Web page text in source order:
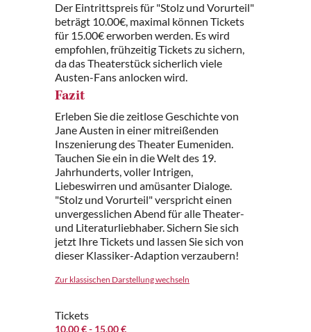
Der Eintrittspreis für "Stolz und Vorurteil"
beträgt 10.00€, maximal können Tickets
für 15.00€ erworben werden. Es wird
empfohlen, frühzeitig Tickets zu sichern,
da das Theaterstück sicherlich viele
Austen-Fans anlocken wird.
Fazit
Erleben Sie die zeitlose Geschichte von
Jane Austen in einer mitreißenden
Inszenierung des Theater Eumeniden.
Tauchen Sie ein in die Welt des 19.
Jahrhunderts, voller Intrigen,
Liebeswirren und amüsanter Dialoge.
"Stolz und Vorurteil" verspricht einen
unvergesslichen Abend für alle Theater-
und Literaturliebhaber. Sichern Sie sich
jetzt Ihre Tickets und lassen Sie sich von
dieser Klassiker-Adaption verzaubern!
Zur klassischen Darstellung wechseln
Tickets
10.00 €- 15.00 €